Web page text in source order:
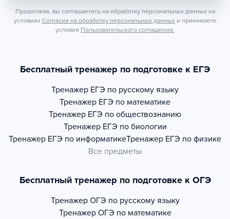
Продолжая, вы соглашаетесь на обработку персональных данных на
условиях Согласия на обработку персональных данных и принимаете
условия Пользовательского соглашения.
Бесплатный тренажер по подготовке к ЕГЭ
Тренажер ЕГЭ по русскому языку
Тренажер ЕГЭ по математике
Тренажер ЕГЭ по обществознанию
Тренажер ЕГЭ по биологии
Тренажер ЕГЭ по информатикеТренажер ЕГЭ по физике
Все предметы
Бесплатный тренажер по подготовке к ОГЭ
Тренажер ОГЭ по русскому языку
Тренажер ОГЭ по математике